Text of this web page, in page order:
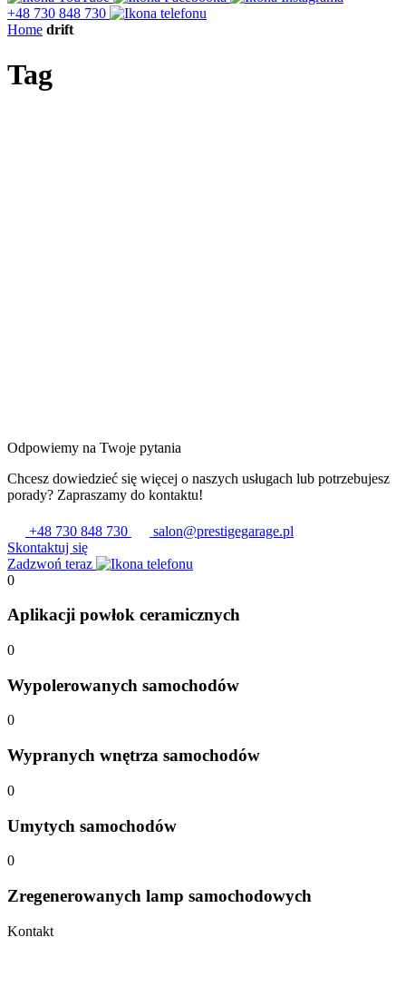
+48 730 848 730
Home drift
Tag
Odpowiemy na Twoje pytania
Chcesz dowiedzieć się więcej o naszych usługach lub potrzebujesz
porady? Zapraszamy do kontaktu!
+48 730 848 730
salon@prestigegarage.pl
Skontaktuj się
Zadzwoń teraz
0
Aplikacji powłok ceramicznych
0
Wypolerowanych samochodów
0
Wypranych wnętrza samochodów
0
Umytych samochodów
0
Zregenerowanych lamp samochodowych
Kontakt